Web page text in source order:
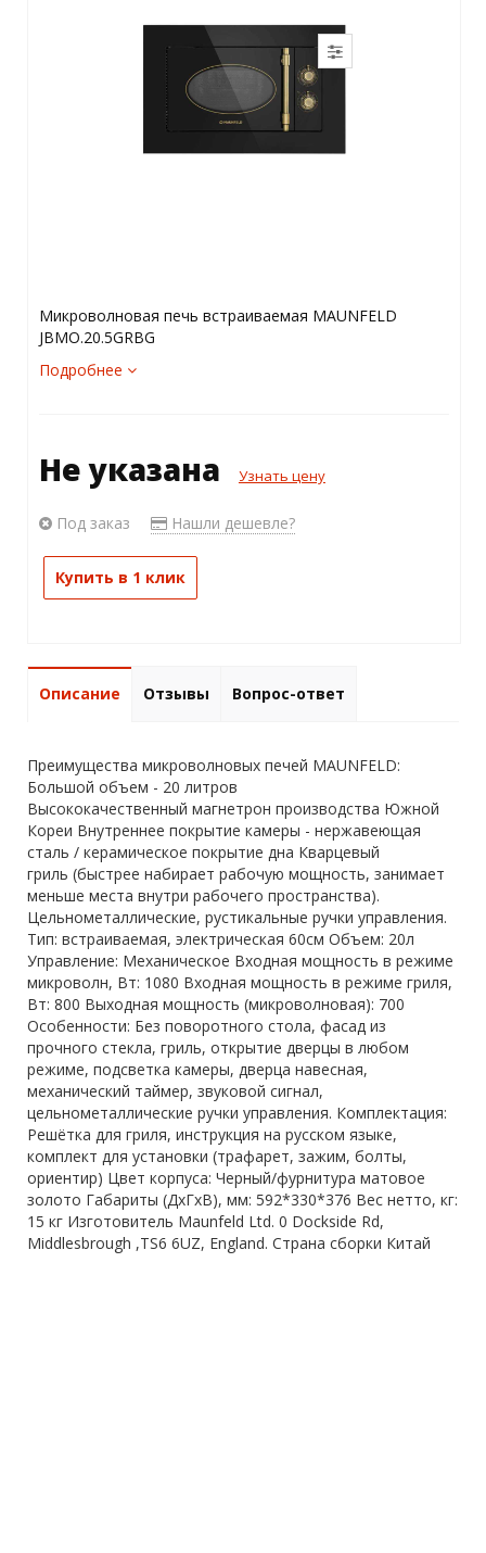
Микроволновая печь встраиваемая MAUNFELD
JBMO.20.5GRBG
Подробнее
Не указана Узнать цену
Под заказ Нашли дешевле?
Купить в 1 клик
Описание Отзывы Вопрос-ответ
Преимущества микроволновых печей MAUNFELD:
Большой объем - 20 литров
Высококачественный магнетрон производства Южной
Кореи Внутреннее покрытие камеры - нержавеющая
сталь / керамическое покрытие дна Кварцевый
гриль (быстрее набирает рабочую мощность, занимает
меньше места внутри рабочего пространства).
Цельнометаллические, рустикальные ручки управления.
Тип: встраиваемая, электрическая 60см Объем: 20л
Управление: Механическое Входная мощность в режиме
микроволн, Вт: 1080 Входная мощность в режиме гриля,
Вт: 800 Выходная мощность (микроволновая): 700
Особенности: Без поворотного стола, фасад из
прочного стекла, гриль, открытие дверцы в любом
режиме, подсветка камеры, дверца навесная,
механический таймер, звуковой сигнал,
цельнометаллические ручки управления. Комплектация:
Решётка для гриля, инструкция на русском языке,
комплект для установки (трафарет, зажим, болты,
ориентир) Цвет корпуса: Черный/фурнитура матовое
золото Габариты (ДхГхВ), мм: 592*330*376 Вес нетто, кг:
15 кг Изготовитель Maunfeld Ltd. 0 Dockside Rd,
Middlesbrough ,TS6 6UZ, England. Страна сборки Китай